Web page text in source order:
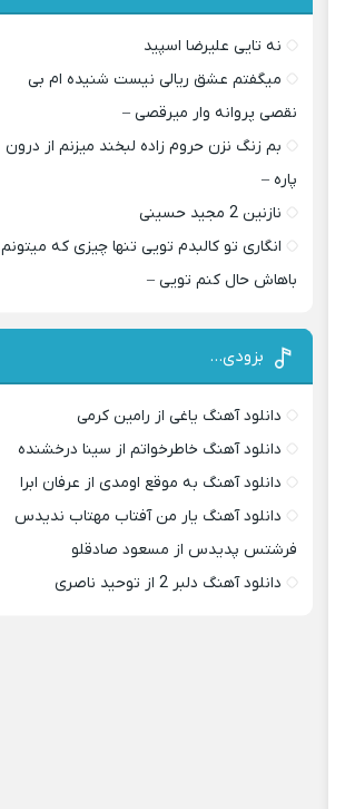
نه تایی علیرضا اسپید
میگفتم عشق ریالی نیست شنیده ام بی
نقصی پروانه وار میرقصی –
بم زنگ نزن حروم زاده لبخند میزنم از درون
پاره –
نازنین 2 مجید حسینی
انگاری تو کالبدم تویی تنها چیزی که میتونم
باهاش حال کنم تویی –
بزودی…
دانلود آهنگ یاغی از رامین کرمی
دانلود آهنگ خاطرخواتم از سینا درخشنده
دانلود آهنگ به موقع اومدی از عرفان ابرا
دانلود آهنگ یار من آفتاب مهتاب ندیدس
فرشتس پدیدس از مسعود صادقلو
دانلود آهنگ دلبر 2 از توحید ناصری